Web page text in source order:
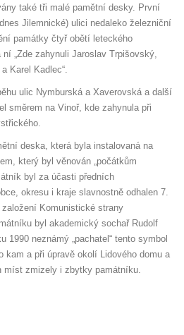
také tři malé pamětní desky. První
Jilemnické) ulici nedaleko železniční
památky čtyř obětí leteckého
„Zde zahynuli Jaroslav Trpišovský,
Karel Kadlec“.
ulic Nymburská a Xaverovská a další
směrem na Vinoř, kde zahynula při
deska, která byla instalovaná na
který byl věnován „počátkům
byl za účasti předních
okresu i kraje slavnostně odhalen 7.
Komunistické strany
byl akademický sochař Rudolf
1990 neznámý „pachatel“ tento symbol
kam a při úpravě okolí Lidového domu a
míst zmizely i zbytky památníku.